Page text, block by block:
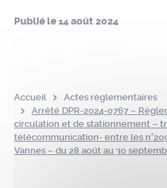
Publié le14 août 2024
Accueil
Actes réglementaires
Arrêté DPR-2024-0767 –
circulation et de stationnement –
télécommunication- entre les
Vannes – du 28 août au 30